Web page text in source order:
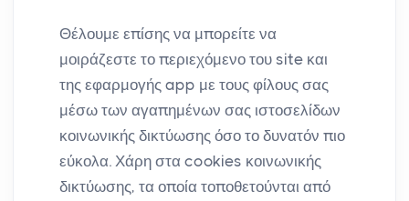
Θέλουμε επίσης να μπορείτε να
μοιράζεστε το περιεχόμενο του site και
της εφαρμογής app με τους φίλους σας
μέσω των αγαπημένων σας ιστοσελίδων
κοινωνικής δικτύωσης όσο το δυνατόν πιο
εύκολα. Χάρη στα cookies κοινωνικής
δικτύωσης, τα οποία τοποθετούνται από